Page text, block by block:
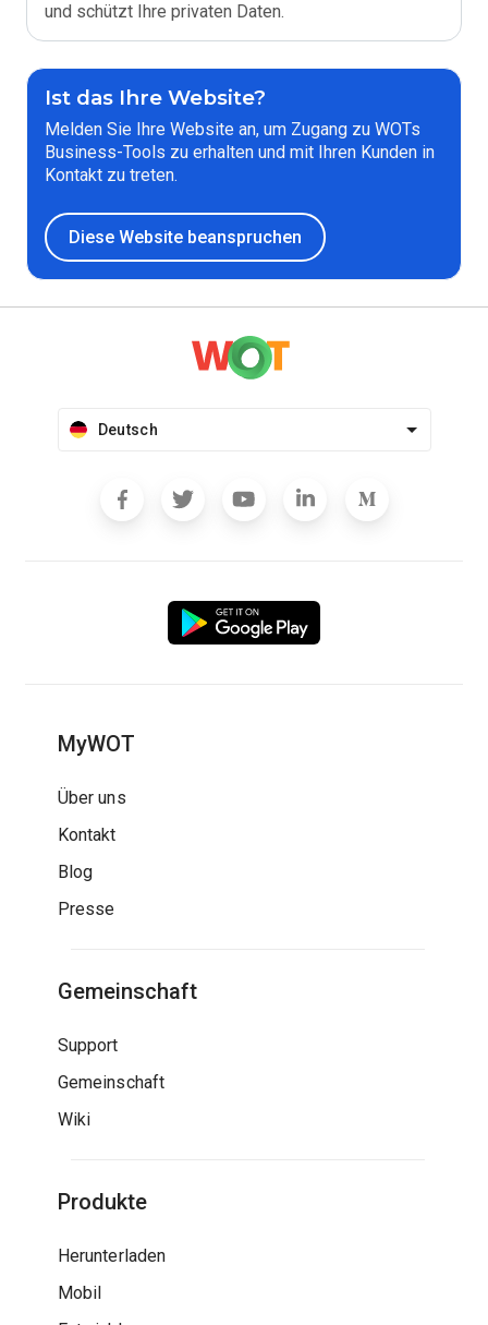
und schützt Ihre privaten Daten.
Ist das Ihre Website?
Melden Sie Ihre Website an, um Zugang zu WOTs
Business-Tools zu erhalten und mit Ihren Kunden in
Kontakt zu treten.
Diese Website beanspruchen
Deutsch
MyWOT
Über uns
Kontakt
Blog
Presse
Gemeinschaft
Support
Gemeinschaft
Wiki
Produkte
Herunterladen
Mobil